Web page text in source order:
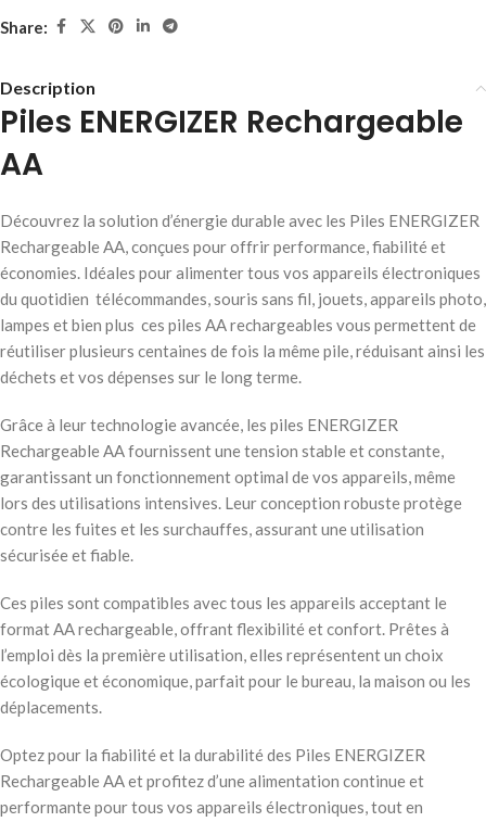
Share:
Description
Piles ENERGIZER Rechargeable
AA
Découvrez la solution d’énergie durable avec les Piles ENERGIZER
Rechargeable AA, conçues pour offrir performance, fiabilité et
économies. Idéales pour alimenter tous vos appareils électroniques
du quotidien télécommandes, souris sans fil, jouets, appareils photo,
lampes et bien plus ces piles AA rechargeables vous permettent de
réutiliser plusieurs centaines de fois la même pile, réduisant ainsi les
déchets et vos dépenses sur le long terme.
Grâce à leur technologie avancée, les piles ENERGIZER
Rechargeable AA fournissent une tension stable et constante,
garantissant un fonctionnement optimal de vos appareils, même
lors des utilisations intensives. Leur conception robuste protège
contre les fuites et les surchauffes, assurant une utilisation
sécurisée et fiable.
Ces piles sont compatibles avec tous les appareils acceptant le
format AA rechargeable, offrant flexibilité et confort. Prêtes à
l’emploi dès la première utilisation, elles représentent un choix
écologique et économique, parfait pour le bureau, la maison ou les
déplacements.
Optez pour la fiabilité et la durabilité des Piles ENERGIZER
Rechargeable AA et profitez d’une alimentation continue et
performante pour tous vos appareils électroniques, tout en